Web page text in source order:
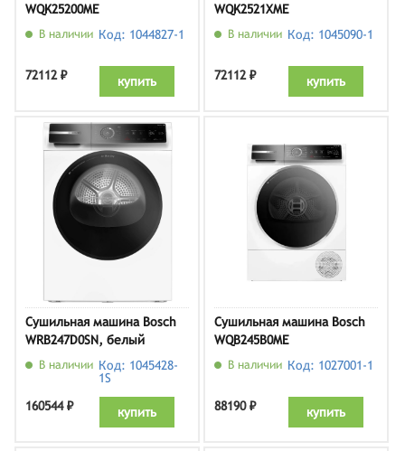
WQK25200ME
В наличии Код: 1044827-1
72112 ₽ купить
WQK2521XME
В наличии Код: 1045090-1
72112 ₽ купить
Сушильная машина Bosch
WRB247D0SN, белый
В наличии Код: 1045428-
1S
160544 ₽
купить
Сушильная машина Bosch
WQB245B0ME
В наличии Код: 1027001-1
88190 ₽ купить